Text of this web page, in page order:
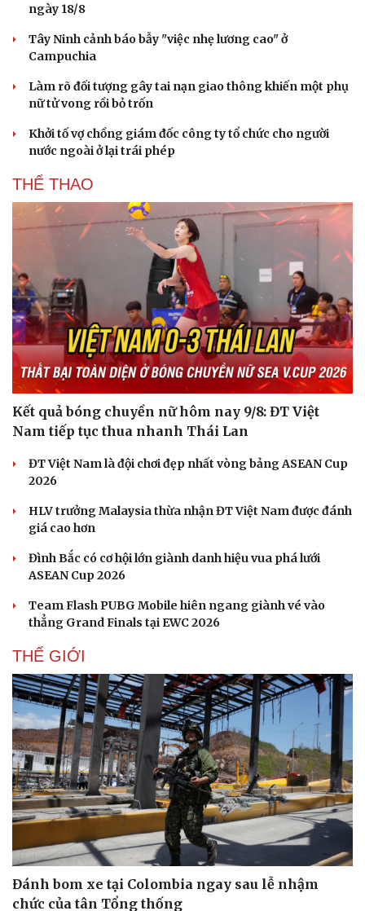
Văn hóa
Sân khấu - Điện ảnh
Văn học
Âm nhạc
Giải trí
Thời trang
ngày 18/8
Tây Ninh cảnh báo bẫy "việc nhẹ lương cao" ở
Campuchia
Làm rõ đối tượng gây tai nạn giao thông khiến một phụ
nữ tử vong rồi bỏ trốn
Khởi tố vợ chồng giám đốc công ty tổ chức cho người
nước ngoài ở lại trái phép
THỂ THAO
Kết quả bóng chuyền nữ hôm nay 9/8: ĐT Việt
Nam tiếp tục thua nhanh Thái Lan
ĐT Việt Nam là đội chơi đẹp nhất vòng bảng ASEAN Cup
2026
HLV trưởng Malaysia thừa nhận ĐT Việt Nam được đánh
giá cao hơn
Đình Bắc có cơ hội lớn giành danh hiệu vua phá lưới
ASEAN Cup 2026
Team Flash PUBG Mobile hiên ngang giành vé vào
thẳng Grand Finals tại EWC 2026
THẾ GIỚI
Đánh bom xe tại Colombia ngay sau lễ nhậm
chức của tân Tổng thống